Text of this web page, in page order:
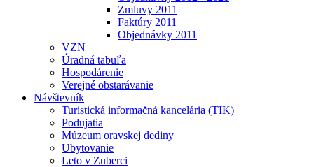
Zmluvy 2011
Faktúry 2011
Objednávky 2011
VZN
Úradná tabuľa
Hospodárenie
Verejné obstarávanie
Návštevník
Turistická informačná kancelária (TIK)
Podujatia
Múzeum oravskej dediny
Ubytovanie
Leto v Zuberci